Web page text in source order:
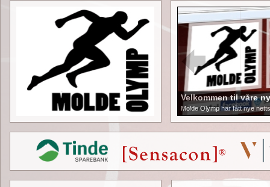
Velkommen til våre
Molde Olymp har fått nye